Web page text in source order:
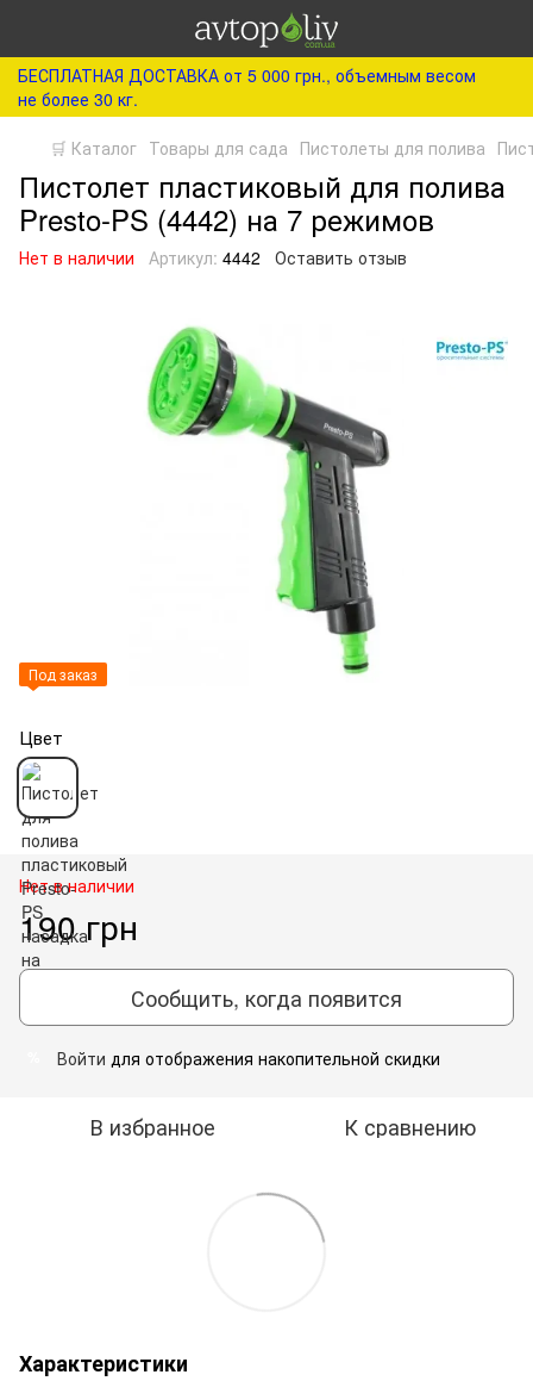
БЕСПЛАТНАЯ ДОСТАВКА от 5 000 грн., объемным весом
не более 30 кг.
🛒 Каталог Товары для сада Пистолеты для полива
Пистолет пластиковый для полива
Presto-PS (4442) на 7 режимов
Нет в наличии Артикул: 4442 Оставить отзыв
Под заказ
Цвет
Нет в наличии
190 грн
Сообщить, когда появится
Войти для отображения накопительной скидки
В избранное К сравнению
Характеристики